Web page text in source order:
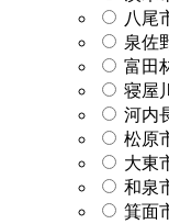
八尾
泉佐
富田
寝屋
河内
松原
大東
和泉
箕面